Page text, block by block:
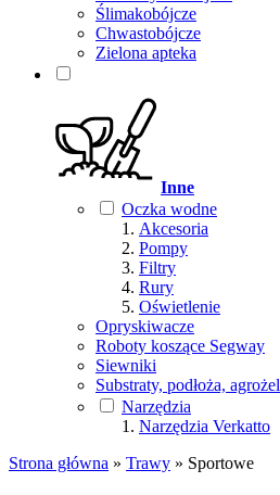
Ślimakobójcze
Chwastobójcze
Zielona apteka
Inne
Oczka wodne
Akcesoria
Pompy
Filtry
Rury
Oświetlenie
Opryskiwacze
Roboty koszące Segway
Siewniki
Substraty, podłoża, agrożel
Narzędzia
Narzędzia Verkatto
Strona główna » Trawy » Sportowe